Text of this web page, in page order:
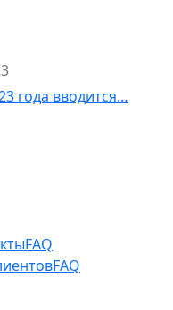
года вводится…
FAQ
FAQ